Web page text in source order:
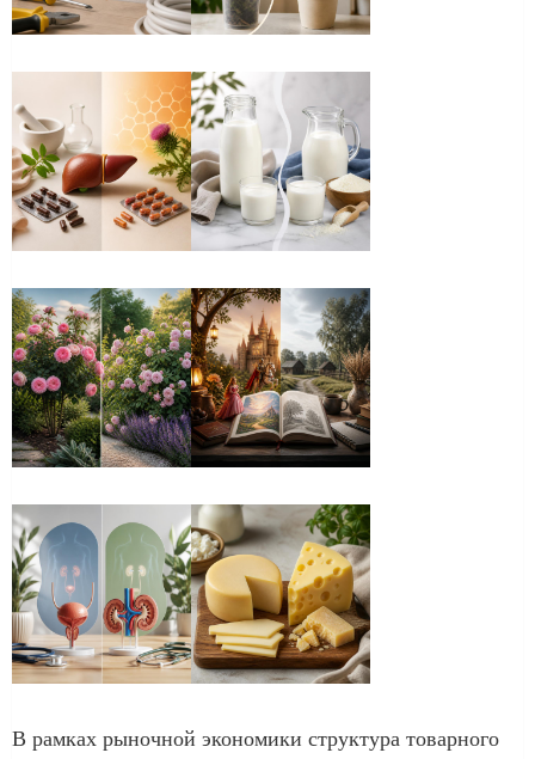
В рамках рыночной экономики структура товарного